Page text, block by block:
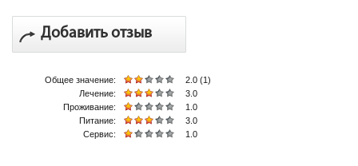
Добавить отзыв
2.0 (1)
Общее значение:
3.0
Лечение:
1.0
Проживание:
3.0
Питание:
1.0
Сервис: